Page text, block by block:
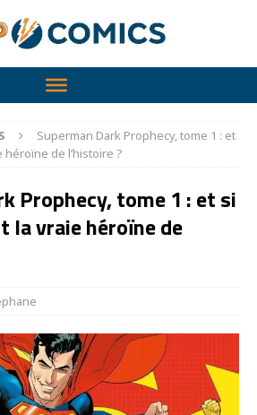
Superman Dark Prophecy, tome 1 : et
héroïne de l’histoire ?
Prophecy, tome 1 : et si
la vraie héroïne de